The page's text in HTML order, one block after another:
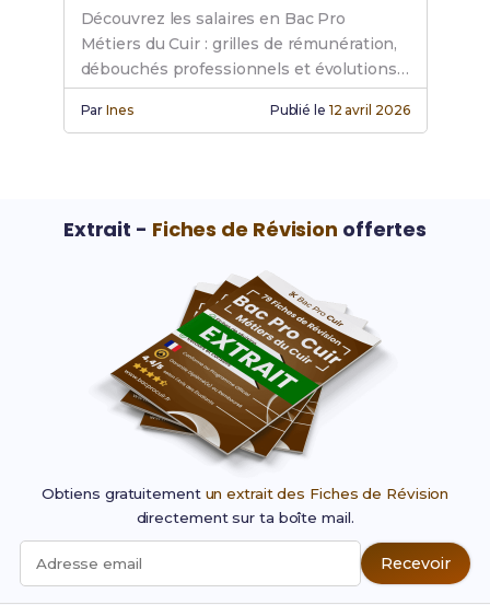
Découvrez les salaires en Bac Pro
Métiers du Cuir : grilles de rémunération,
débouchés professionnels et évolutions
de carrière en atelier.
ParInes Publié le 12 avril 2026
Extrait - Fiches de Révision offertes
Obtiens gratuitement un extrait des Fiches de Révision
directement sur ta boîte mail.
Adresse email Recevoir